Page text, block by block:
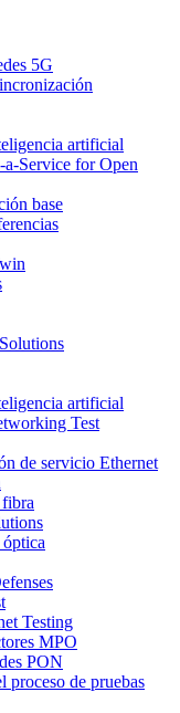
5G
artificial
Service for Open
base
artificial
Test
de servicio Ethernet
Testing
MPO
PON
proceso de pruebas